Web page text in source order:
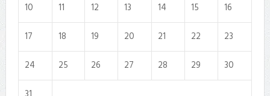
10
11 12 13 14 15
16
17
18 19 20 21 22
23
24
25 26 27 28 29
30